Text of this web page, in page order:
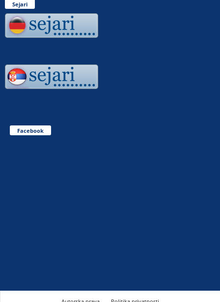
Sejari
Facebook